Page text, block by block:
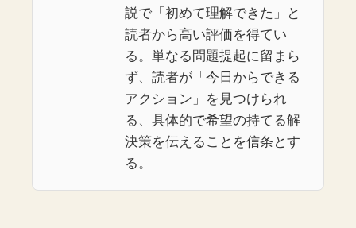
説で「初めて理解できた」と
読者から高い評価を得てい
る。単なる問題提起に留まら
ず、読者が「今日からできる
アクション」を見つけられ
る、具体的で希望の持てる解
決策を伝えることを信条とす
る。